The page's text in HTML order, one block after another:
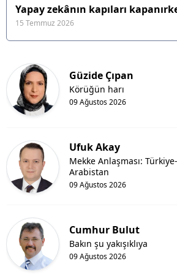
Yapay zekânın kapıları
15 Temmuz 2026
Güzide Çıpan
09 Ağustos 2026
Körüğün harı
Ufuk Akay
09 Ağustos 2026
Mekke Anlaşması:
Arabistan
Cumhur Bulut
09 Ağustos 2026
Bakın şu yakışıklıya